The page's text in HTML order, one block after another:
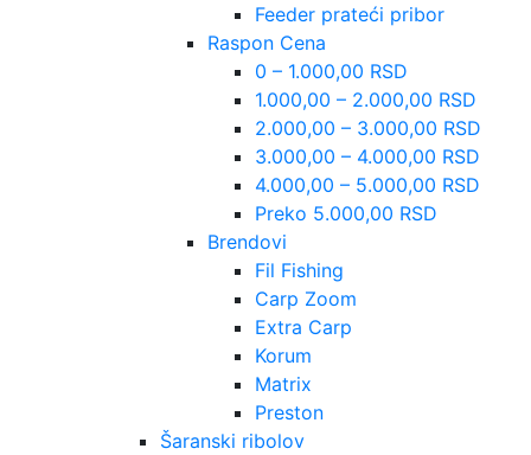
Feeder prateći pribor
Raspon Cena
0 – 1.000,00 RSD
1.000,00 – 2.000,00 RSD
2.000,00 – 3.000,00 RSD
3.000,00 – 4.000,00 RSD
4.000,00 – 5.000,00 RSD
Preko 5.000,00 RSD
Brendovi
Fil Fishing
Carp Zoom
Extra Carp
Korum
Matrix
Preston
Šaranski ribolov